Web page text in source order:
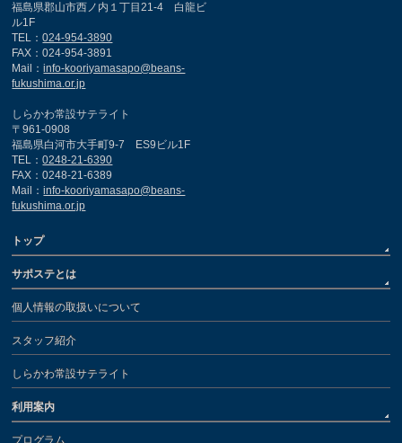
福島県郡山市西ノ内１丁目21-4 白龍ビ
ル1F
TEL：024-954-3890
FAX：024-954-3891
Mail：info-kooriyamasapo@beans-
fukushima.or.jp
しらかわ常設サテライト
〒961-0908
福島県白河市大手町9-7 ES9ビル1F
TEL：0248-21-6390
FAX：0248-21-6389
Mail：info-kooriyamasapo@beans-
fukushima.or.jp
トップ
サポステとは
個人情報の取扱いについて
スタッフ紹介
しらかわ常設サテライト
利用案内
プログラム